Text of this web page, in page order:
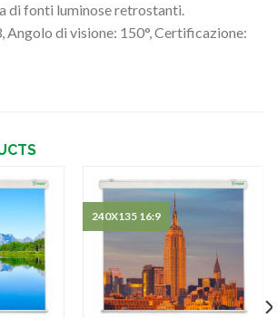
di fonti luminose retrostanti.
Angolo di visione: 150°, Certificazione:
240X135 16:9